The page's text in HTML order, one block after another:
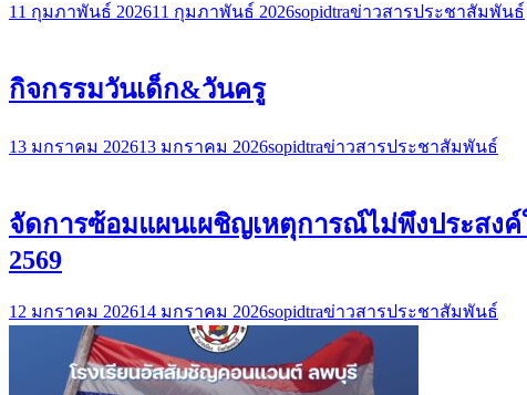
11 กุมภาพันธ์ 202611 กุมภาพันธ์ 2026sopidtraข่าวสารประชาสัมพันธ์
กิจกรรมวันเด็ก&วันครู
13 มกราคม 202613 มกราคม 2026sopidtraข่าวสารประชาสัมพันธ์
จัดการซ้อมแผนเผชิญเหตุการณ์ไม่พึงประสง
2569
12 มกราคม 202614 มกราคม 2026sopidtraข่าวสารประชาสัมพันธ์